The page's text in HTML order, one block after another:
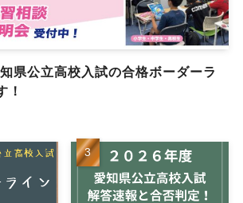
県公立高校入試の合格ボーダーラ
！